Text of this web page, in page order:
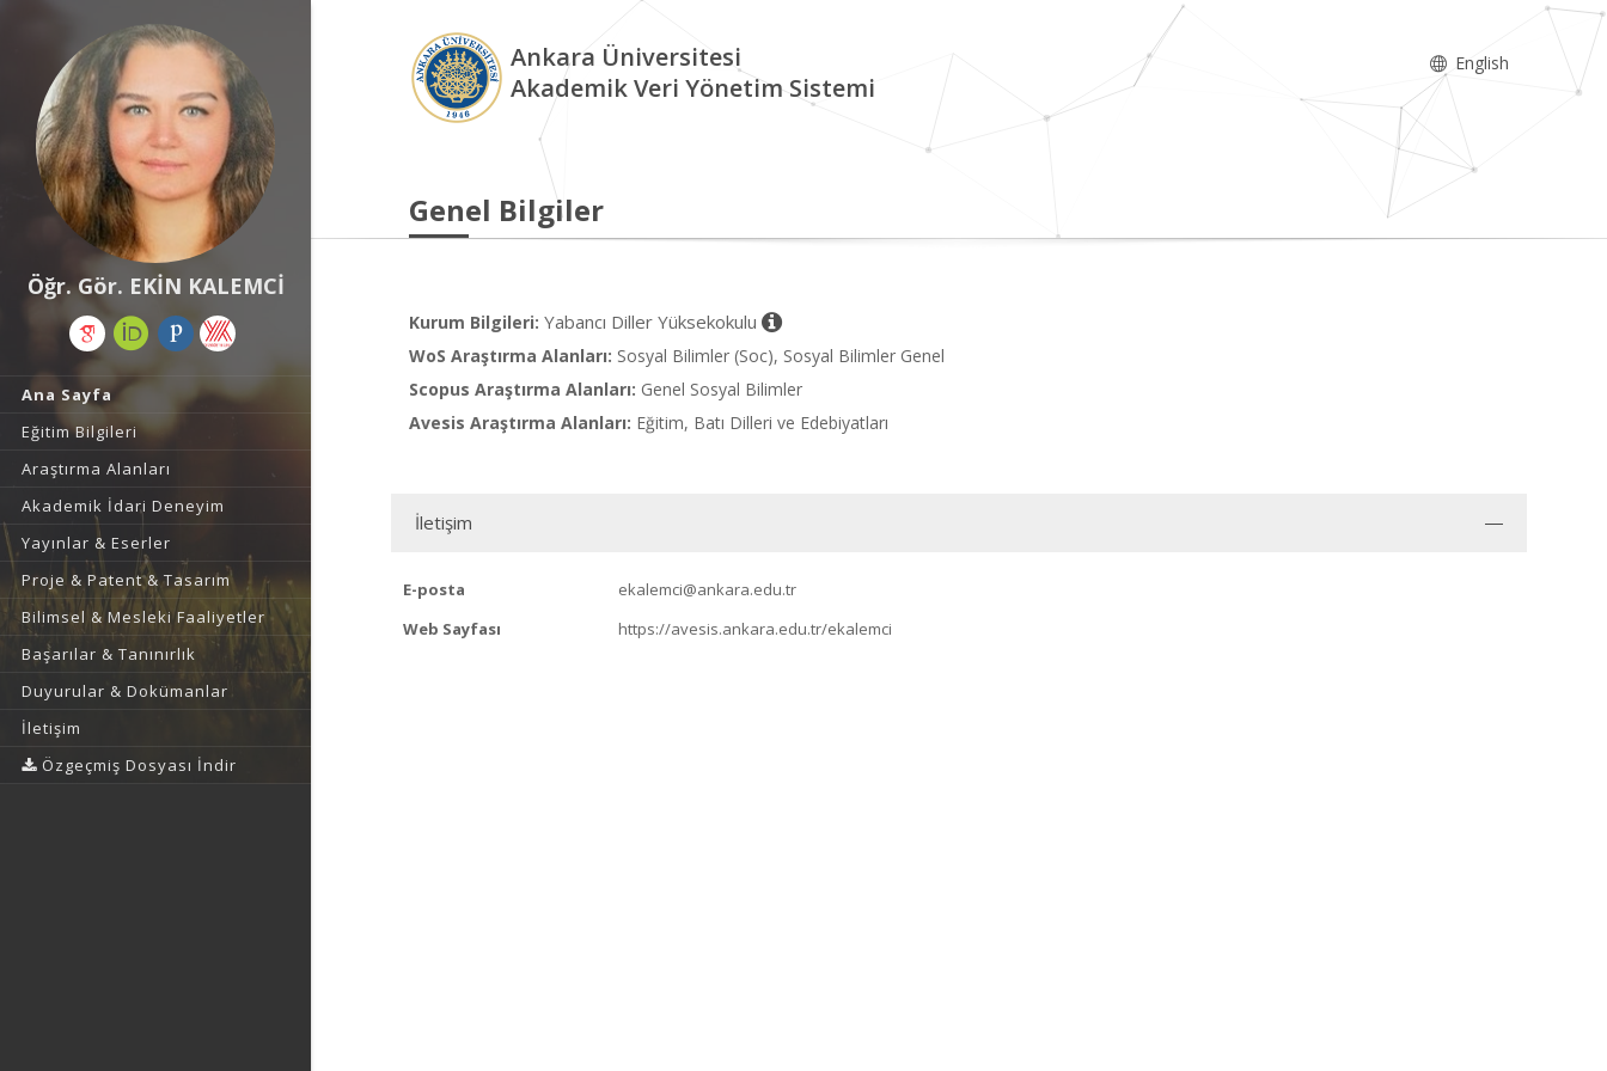
Öğr. Gör. EKİN KALEMCİ
Ana Sayfa
Eğitim Bilgileri
Araştırma Alanları
Akademik İdari Deneyim
Yayınlar & Eserler
Proje & Patent & Tasarım
Bilimsel & Mesleki Faaliyetler
Başarılar & Tanınırlık
Duyurular & Dokümanlar
İletişim
Özgeçmiş Dosyası İndir
Ankara Üniversitesi
Akademik Veri Yönetim Sistemi
English
Genel Bilgiler
Kurum Bilgileri: Yabancı Diller Yüksekokulu
WoS Araştırma Alanları: Sosyal Bilimler (Soc), Sosyal Bilimler Genel
Scopus Araştırma Alanları: Genel Sosyal Bilimler
Avesis Araştırma Alanları: Eğitim, Batı Dilleri ve Edebiyatları
İletişim
E-posta
ekalemci@ankara.edu.tr
Web Sayfası
https://avesis.ankara.edu.tr/ekalemci